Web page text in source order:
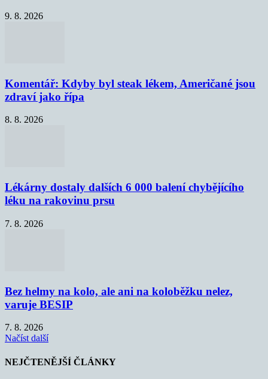
9. 8. 2026
Komentář: Kdyby byl steak lékem, Američané jsou
zdraví jako řípa
8. 8. 2026
Lékárny dostaly dalších 6 000 balení chybějícího
léku na rakovinu prsu
7. 8. 2026
Bez helmy na kolo, ale ani na koloběžku nelez,
varuje BESIP
7. 8. 2026
Načíst další
NEJČTENĚJŠÍ ČLÁNKY